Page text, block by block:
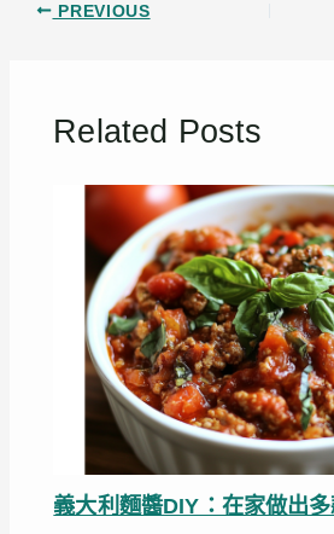
PREVIOUS
Related Posts
義大利麵醬DIY：在家做出